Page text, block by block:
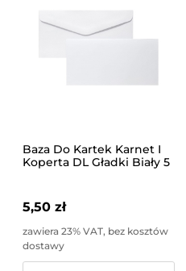
Baza Do Kartek Karnet I
Koperta DL Gładki Biały 5
5,50 zł
zawiera 23% VAT, bez kosztów
dostawy